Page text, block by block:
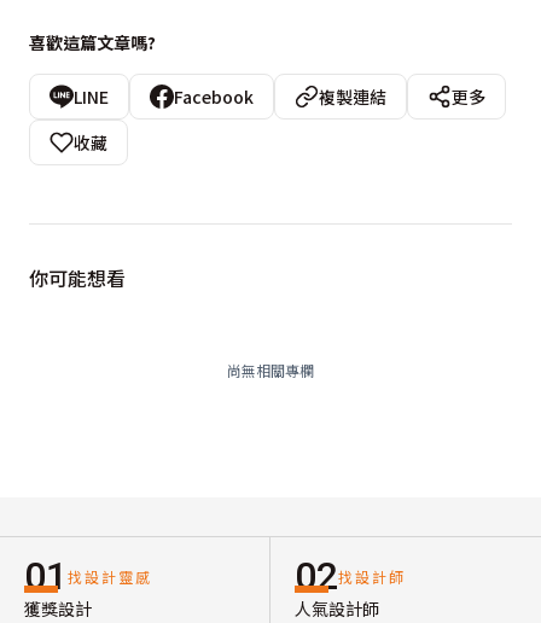
喜歡這篇文章嗎?
LINE Facebook 複製連結
更多
收藏
你可能想看
尚無相關專欄
01 找設計靈感
獲獎設計
02找設計師
人氣設計師